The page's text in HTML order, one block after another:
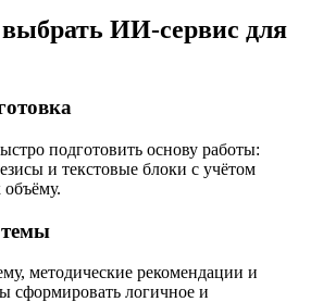
ИИ-сервис для
подготовить основу работы:
и текстовые блоки с учётом
объёму.
методические рекомендации и
сформировать логичное и